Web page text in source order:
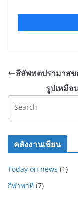
k
สีลัพพตปรามาส
รูปเหมื
คลังงานเขียน
Today on news (1)
กีฬาพาที (7)